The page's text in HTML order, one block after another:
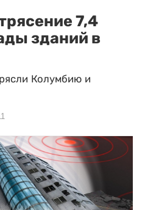
7,4
зданий в
Колумбию и